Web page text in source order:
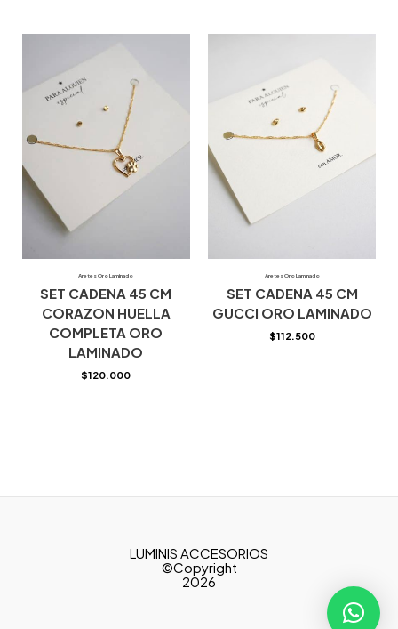
Aretes Oro Laminado
SET CADENA 45 CM
CORAZON HUELLA
COMPLETA ORO
LAMINADO
$120.000
Aretes Oro Laminado
SET CADENA 45 CM
GUCCI ORO LAMINADO
$112.500
LUMINIS ACCESORIOS
©Copyright
2026